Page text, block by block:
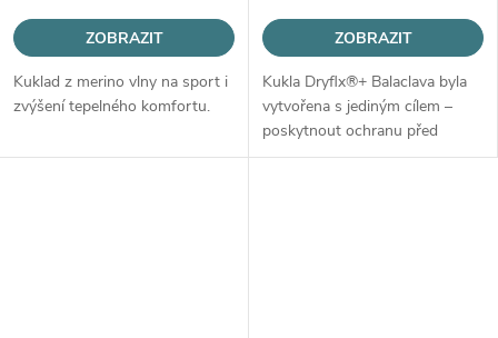
ZOBRAZIT
Kuklad z merino vlny na sport i
zvýšení tepelného komfortu.
ZOBRAZIT
Kukla Dryflx®+ Balaclava byla
vytvořena s jediným cílem –
poskytnout ochranu před
chladem, ale zároveň umožnit